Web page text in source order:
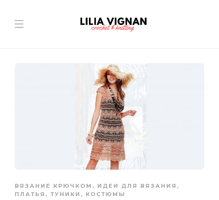
ВЯЗАНИЕ КРЮЧКОМ , ИДЕИ ДЛЯ ВЯЗАНИЯ ,
ПЛАТЬЯ, ТУНИКИ, КОСТЮМЫ